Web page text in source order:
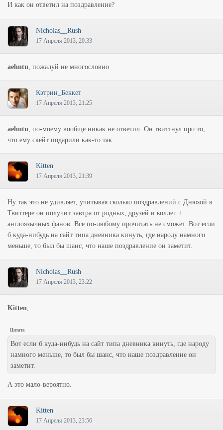
И как он ответил на поздравление?
Nicholas__Rush
17 Апреля 2013, 20:33
aehntu, пожалуй не многословно
Кэтрин_Беккет
17 Апреля 2013, 21:25
aehntu, по-моему вообще никак не ответил. Он твиттнул про то,
что ему скейт подарили как-то так.
Kitten
17 Апреля 2013, 21:39
Ну так это не удивляет, учитывая сколько поздравлений с Днюхой в
Твиттере он получит завтра от родных, друзей и коллег +
англоязычных фанов. Все по-любому прочитать не сможет. Вот если
б куда-нибудь на сайт типа дневника кинуть, где народу намного
меньше, то был бы шанс, что наше поздравление он заметит.
Nicholas__Rush
17 Апреля 2013, 23:22
Kitten,
Цитата
Вот если б куда-нибудь на сайт типа дневника кинуть, где народу
намного меньше, то был бы шанс, что наше поздравление он
заметит.
А это мало-вероятно.
Kitten
17 Апреля 2013, 23:56